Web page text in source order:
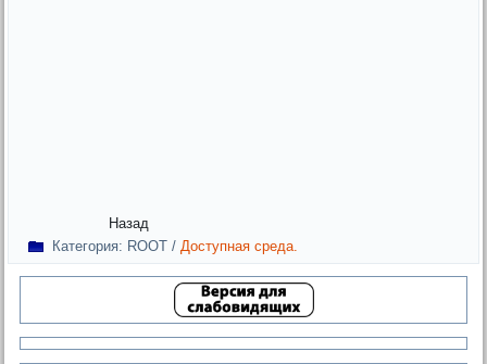
Назад
Категория: ROOT / Доступная среда.